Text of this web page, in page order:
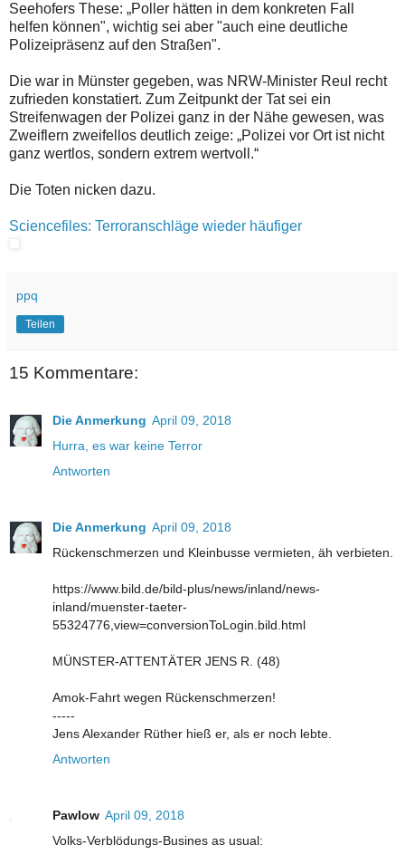
Seehofers These: „Poller hätten in dem konkreten Fall
helfen können", wichtig sei aber "auch eine deutliche
Polizeipräsenz auf den Straßen".
Die war in Münster gegeben, was NRW-Minister Reul recht
zufrieden konstatiert. Zum Zeitpunkt der Tat sei ein
Streifenwagen der Polizei ganz in der Nähe gewesen, was
Zweiflern zweifellos deutlich zeige: „Polizei vor Ort ist nicht
ganz wertlos, sondern extrem wertvoll.“
Die Toten nicken dazu.
Sciencefiles: Terroranschläge wieder häufiger
ppq
Teilen
15 Kommentare:
Die Anmerkung April 09, 2018
Hurra, es war keine Terror
Antworten
Die Anmerkung April 09, 2018
Rückenschmerzen und Kleinbusse vermieten, äh verbieten.
https://www.bild.de/bild-plus/news/inland/news-
inland/muenster-taeter-
55324776,view=conversionToLogin.bild.html
MÜNSTER-ATTENTÄTER JENS R. (48)
Amok-Fahrt wegen Rückenschmerzen!
-----
Jens Alexander Rüther hieß er, als er noch lebte.
Antworten
Pawlow April 09, 2018
Volks-Verblödungs-Busines as usual: